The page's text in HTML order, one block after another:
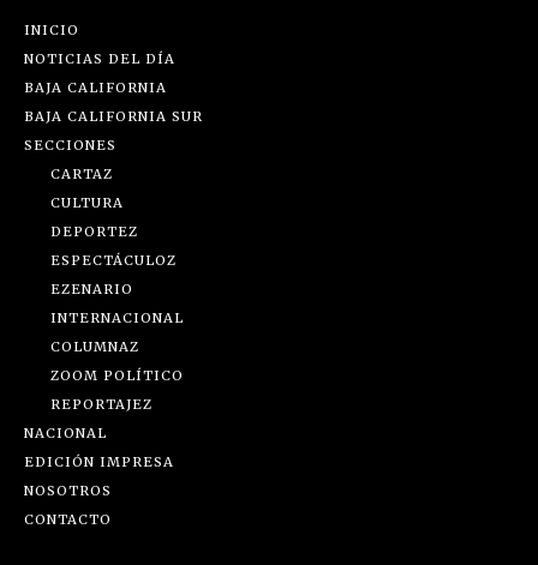
INICIO
NOTICIAS DEL DÍA
BAJA CALIFORNIA
BAJA CALIFORNIA SUR
SECCIONES
CARTAZ
CULTURA
DEPORTEZ
ESPECTÁCULOZ
EZENARIO
INTERNACIONAL
COLUMNAZ
ZOOM POLÍTICO
REPORTAJEZ
NACIONAL
EDICIÓN IMPRESA
NOSOTROS
CONTACTO